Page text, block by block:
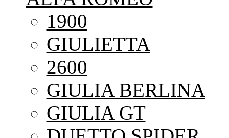
1900
GIULIETTA
2600
GIULIA BERLINA
GIULIA GT